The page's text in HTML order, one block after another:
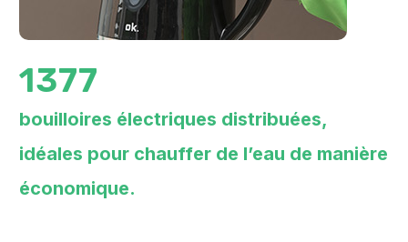
1377
bouilloires électriques distribuées,
idéales pour chauffer de l’eau de manière
économique.